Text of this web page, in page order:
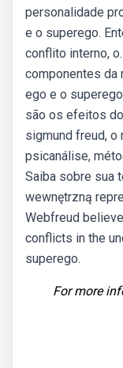
personalidade
e o superego.
conflito interno,
componentes da
ego e o
são os efeitos
sigmund freud, o
psicanálise,
Saiba sobre sua
wewnętrzną
Webfreud
conflicts in the
superego.
For more